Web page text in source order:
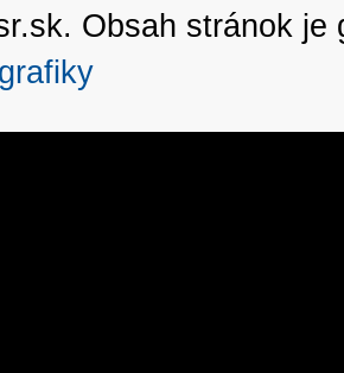
Obsah stránok